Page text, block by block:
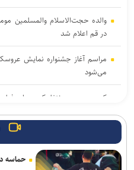
والده حجت‌الاسلام والمسلمین
در قم اعلام شد
مراسم آغاز جشنواره نمایش
می‌شود
آیین رونمایی از «گاهِ گم‌شدگان»
پیام تسلیت معاون وزیر فرهنگ و
حماسه